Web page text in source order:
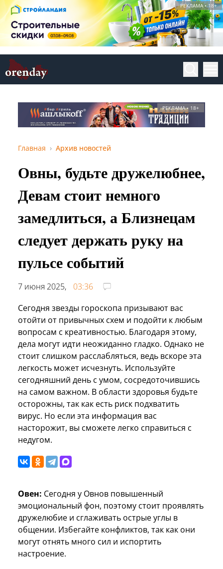
РЕКЛАМА • 18+
РЕКЛАМА • 18+
Главная Архив новостей
Овны, будьте дружелюбнее,
Девам стоит немного
замедлиться, а Близнецам
следует держать руку на
пульсе событий
7 июня 2025,
03:36
Сегодня звезды гороскопа призывают вас
отойти от привычных схем и подойти к любым
вопросам с креативностью. Благодаря этому,
дела могут идти неожиданно гладко. Однако не
стоит слишком расслабляться, ведь вскоре эта
легкость может исчезнуть. Используйте
сегодняшний день с умом, сосредоточившись
на самом важном. В области здоровья будьте
осторожны, так как есть риск подхватить
вирус. Но если эта информация вас
насторожит, вы сможете легко справиться с
недугом.
Овен: Сегодня у Овнов повышенный
эмоциональный фон, поэтому стоит проявлять
дружелюбие и сглаживать острые углы в
общении. Избегайте конфликтов, так как они
могут отнять много сил и испортить
настроение.